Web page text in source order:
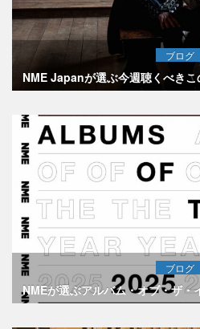
ブログ
NME Japanが選ぶ今週聴くべき
ブログ
NMEが選ぶアルバム・オブ・ザ・